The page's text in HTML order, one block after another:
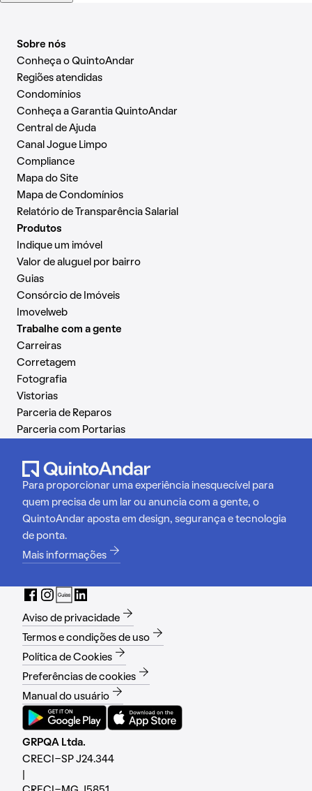
Sobre nós
Conheça o QuintoAndar
Regiões atendidas
Condomínios
Conheça a Garantia QuintoAndar
Central de Ajuda
Canal Jogue Limpo
Compliance
Mapa do Site
Mapa de Condomínios
Relatório de Transparência Salarial
Produtos
Indique um imóvel
Valor de aluguel por bairro
Guias
Consórcio de Imóveis
Imovelweb
Trabalhe com a gente
Carreiras
Corretagem
Fotografia
Vistorias
Parceria de Reparos
Parceria com Portarias
Para proporcionar uma experiência inesquecível para
quem precisa de um lar ou anuncia com a gente, o
QuintoAndar aposta em design, segurança e tecnologia
de ponta.
Mais informações
Aviso de privacidade
Termos e condições de uso
Política de Cookies
Preferências de cookies
Manual do usuário
GRPQA Ltda.
CRECI-SP J24.344